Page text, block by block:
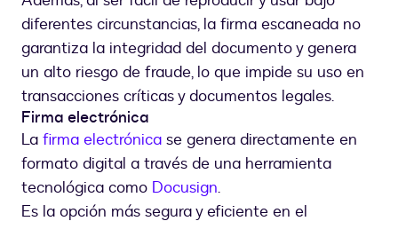
diferentes circunstancias, la firma escaneada no
garantiza la integridad del documento y genera
un alto riesgo de fraude, lo que impide su uso en
transacciones críticas y documentos legales.
Firma electrónica
La firma electrónica se genera directamente en
formato digital a través de una herramienta
tecnológica como Docusign.
Es la opción más segura y eficiente en el